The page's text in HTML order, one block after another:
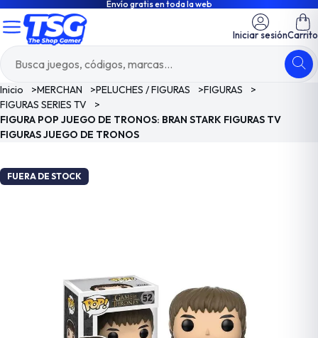
Envío gratis en toda la web
Iniciar sesiónCarrito
Inicio >MERCHAN >PELUCHES / FIGURAS >FIGURAS
>
FIGURAS SERIES TV
>
FIGURA POP JUEGO DE TRONOS: BRAN STARK FIGURAS TV
FIGURAS JUEGO DE TRONOS
FUERA DE STOCK